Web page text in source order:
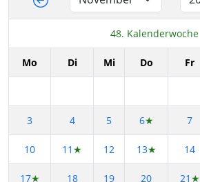
48. Kalenderwoche
Mo Di Mi Do Fr
3 4 5 6★ 7
10 11 ★ 12 13★ 14
17★ 18 19 20 21 ★